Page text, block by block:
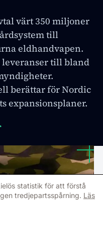
värt 350 miljoner
till
eldhandvapen.
leveranser till bland
berättar för Nordic
expansionsplaner.
statistik för att förstå
tredjepartsspårning. Läs